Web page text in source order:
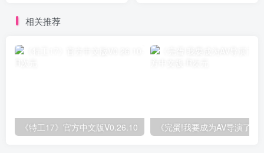
相关推荐
《特工17》官方中文版V0.26.10